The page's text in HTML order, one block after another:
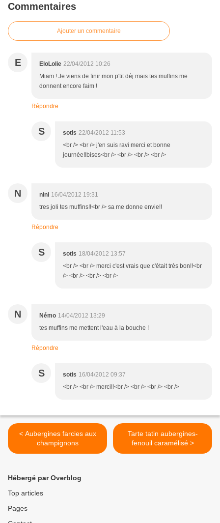
Commentaires
Ajouter un commentaire
E EloLolie 22/04/2012 10:26
Miam ! Je viens de finir mon p'tit déj mais tes muffins me
donnent encore faim !
Répondre
S sotis 22/04/2012 11:53
<br /> <br /> j'en suis ravi merci et bonne
journée!!bises<br /> <br /> <br /> <br />
N nini 16/04/2012 19:31
tres joli tes muffins!!<br /> sa me donne envie!!
Répondre
S sotis 18/04/2012 13:57
<br /> <br /> merci c'est vrais que c'était très bon!!<br
/> <br /> <br /> <br />
N Némo 14/04/2012 13:29
tes muffins me mettent l'eau à la bouche !
Répondre
S sotis 16/04/2012 09:37
<br /> <br /> merci!!<br /> <br /> <br /> <br />
< Aubergines farcies aux
champignons
Tarte tatin aubergines-
fenouil caramélisé >
Hébergé par Overblog
Top articles
Pages